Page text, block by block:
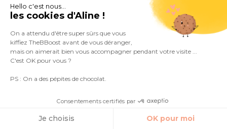
Hello c'est nous...
les cookies d'Aline !
On a attendu d'être super sûrs que vous
kiffiez TheBBoost avant de vous déranger,
mais on aimerait bien vous accompagner pendant votre visite ...
C'est OK pour vous ?
PS : On a des pépites de chocolat.
Consentements certifiés par
Je choisis OK pour moi
demande à passer devant tout le monde à la
photocopieuse. Lorsqu’il justifie sa demande, il
obtient beaucoup plus de oui que lorsqu’il
demande simplement la permission de passer en
Vous n’avez donc pas besoin d’une grande excuse